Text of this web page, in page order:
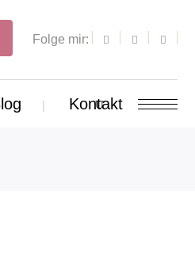
Folge mir:
Kontakt